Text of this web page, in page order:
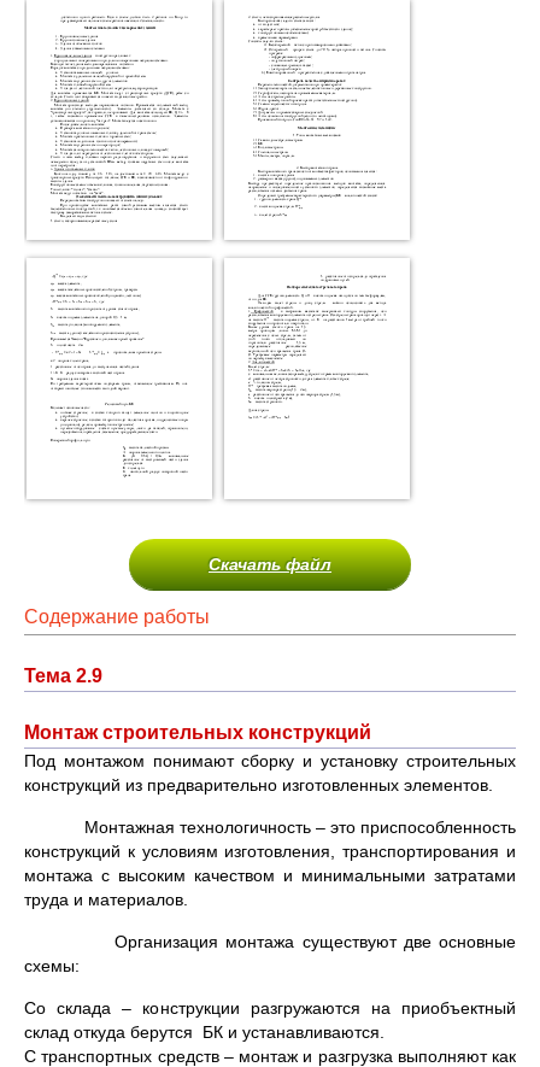
Скачать файл
Содержание работы
Тема 2.9
Монтаж строительных конструкций
Под монтажом понимают сборку и установку строительных
конструкций из предварительно изготовленных элементов.
Монтажная технологичность – это приспособленность
конструкций к условиям изготовления, транспортирования и
монтажа с высоким качеством и минимальными затратами
труда и материалов.
Организация монтажа существуют две основные
схемы:
Со склада – конструкции разгружаются на приобъектный
склад откуда берутся БК и устанавливаются.
С транспортных средств – монтаж и разгрузка выполняют как